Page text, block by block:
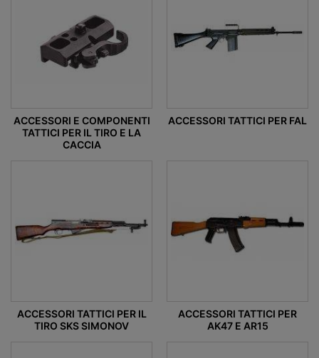
ACCESSORI E COMPONENTI
TATTICI PER IL TIRO E LA
CACCIA
ACCESSORI TATTICI PER FAL
ACCESSORI TATTICI PER IL
TIRO SKS SIMONOV
ACCESSORI TATTICI PER
AK47 E AR15